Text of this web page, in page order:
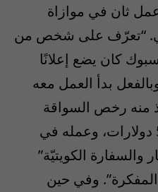
ثان في موازاة
“تعرّف على شخص من
كان يضع إعلانًا
بدأ العمل معه
منه رخص السواقة
ويوصلها لأصحابها مقابل 5 دولارات، وعمله في
والسفارة الكويتيّة”
وفي حين